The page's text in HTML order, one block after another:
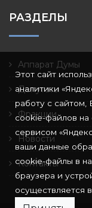
РАЗДЕЛЫ
Аппарат Думы
Депутаты
Фракции
Новости
Контакты
Этот сайт
аналитики
работу с сайтом,
cookie-файлов на
сервисом
ваши данные
cookie-файлы в
браузера и
осуществляется